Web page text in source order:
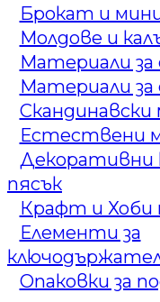
Брокат и
Молдове и
Материали за
Материали
Скандинавски
Естествени
Декоративни
пясък
Крафт и Хоби
Елементи за
Опаковки за